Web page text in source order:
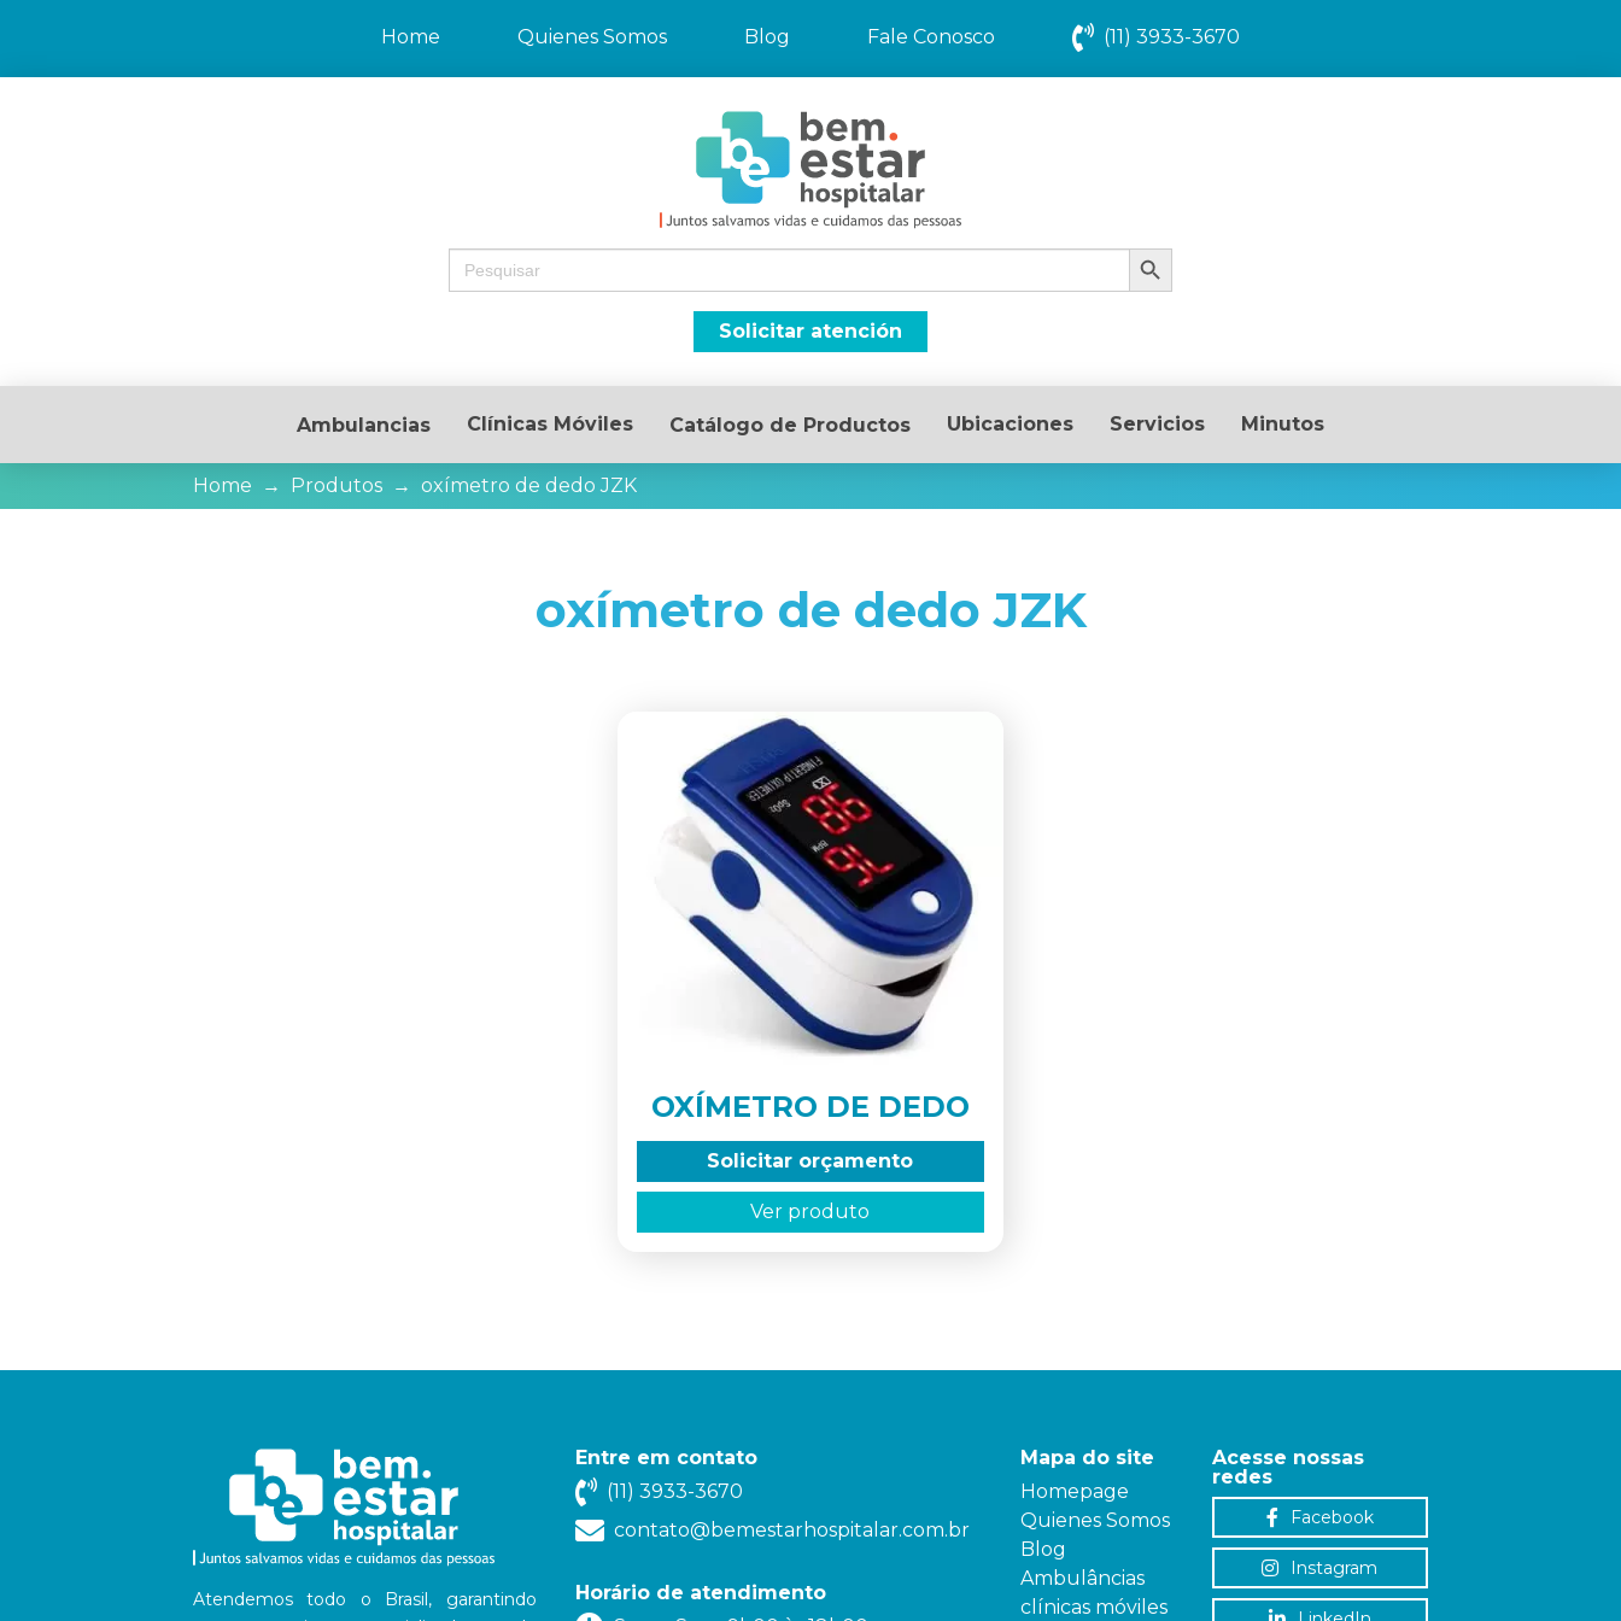
Home Quienes Somos Blog Fale Conosco (11) 3933-3670
Search
for:
Search Button
Solicitar atención
Ambulancias Clínicas Móviles Catálogo de Productos Ubicaciones Servicios Minutos
Home → Produtos → oxímetro de dedo JZK
oxímetro de dedo JZK
OXÍMETRO DE DEDO
Solicitar orçamento
Ver produto
Atendemos todo o Brasil, garantindo
Entre em contato
(11) 3933-3670
contato@bemestarhospitalar.com.br
Horário de atendimento
Mapa do site
Homepage
Quienes Somos
Blog
Ambulâncias
clínicas móviles
Acesse nossas
redes
Facebook
Instagram